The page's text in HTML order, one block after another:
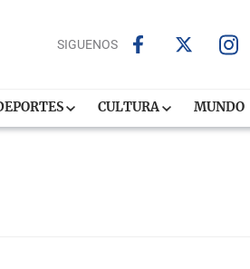
SIGUENOS
CULTURA MUNDO